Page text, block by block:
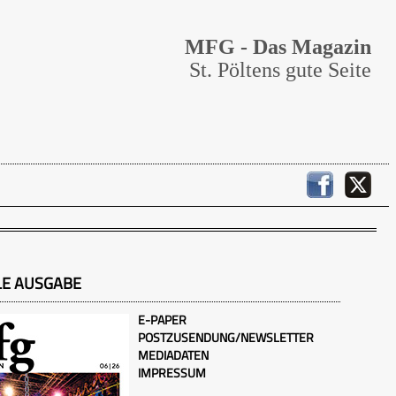
MFG - Das Magazin
St. Pöltens gute Seite
AUSGABE
E-PAPER
POSTZUSENDUNG/NEWSLETTER
MEDIADATEN
IMPRESSUM